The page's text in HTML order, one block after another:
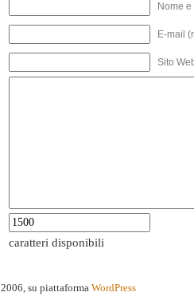
Nome
E-mail
Sito
caratteri disponibili
2006, su piattaforma WordPress